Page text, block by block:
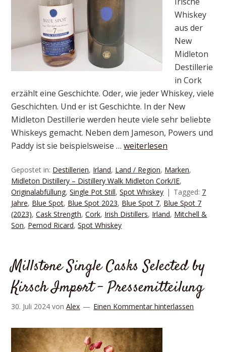
Whiskey
aus der
New
Midleton
Destillerie
in Cork
erzählt eine Geschichte. Oder, wie jeder Whiskey, viele
Geschichten. Und er ist Geschichte. In der New
Midleton Destillerie werden heute viele sehr beliebte
Whiskeys gemacht. Neben dem Jameson, Powers und
Paddy ist sie beispielsweise …weiterlesen
Gepostet in: Destillerien, Irland, Land / Region, Marken,
Midleton Distillery – Distillery Walk Midleton Cork/IE,
Originalabfüllung,Single Pot Still,Spot Whiskey Tagged: 7
Jahre, Blue Spot, Blue Spot 2023, Blue Spot 7, Blue Spot 7
(2023),Cask Strength,Cork, Irish Distillers, Irland, Mitchell &
Son, Pernod Ricard,Spot Whiskey
Millstone Single Casks Selected by
Kirsch Import – Pressemitteilung
30. Juli 2024 vonAlex Einen Kommentar hinterlassen